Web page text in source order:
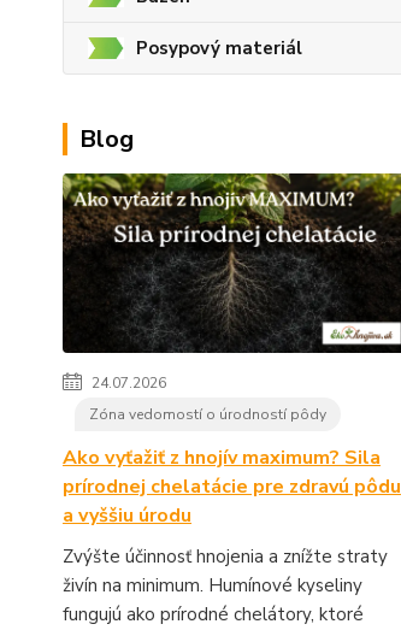
Posypový materiál
Blog
24.07.2026
Zóna vedomostí o úrodností pôdy
Ako vyťažiť z hnojív maximum? Sila
prírodnej chelatácie pre zdravú pôdu
a vyššiu úrodu
Zvýšte účinnosť hnojenia a znížte straty
živín na minimum. Humínové kyseliny
fungujú ako prírodné chelátory, ktoré